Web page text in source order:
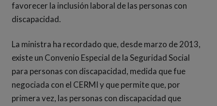
favorecer la inclusión laboral de las personas con
discapacidad.
La ministra ha recordado que, desde marzo de 2013,
existe un Convenio Especial de la Seguridad Social
para personas con discapacidad, medida que fue
negociada con el CERMI y que permite que, por
primera vez, las personas con discapacidad que